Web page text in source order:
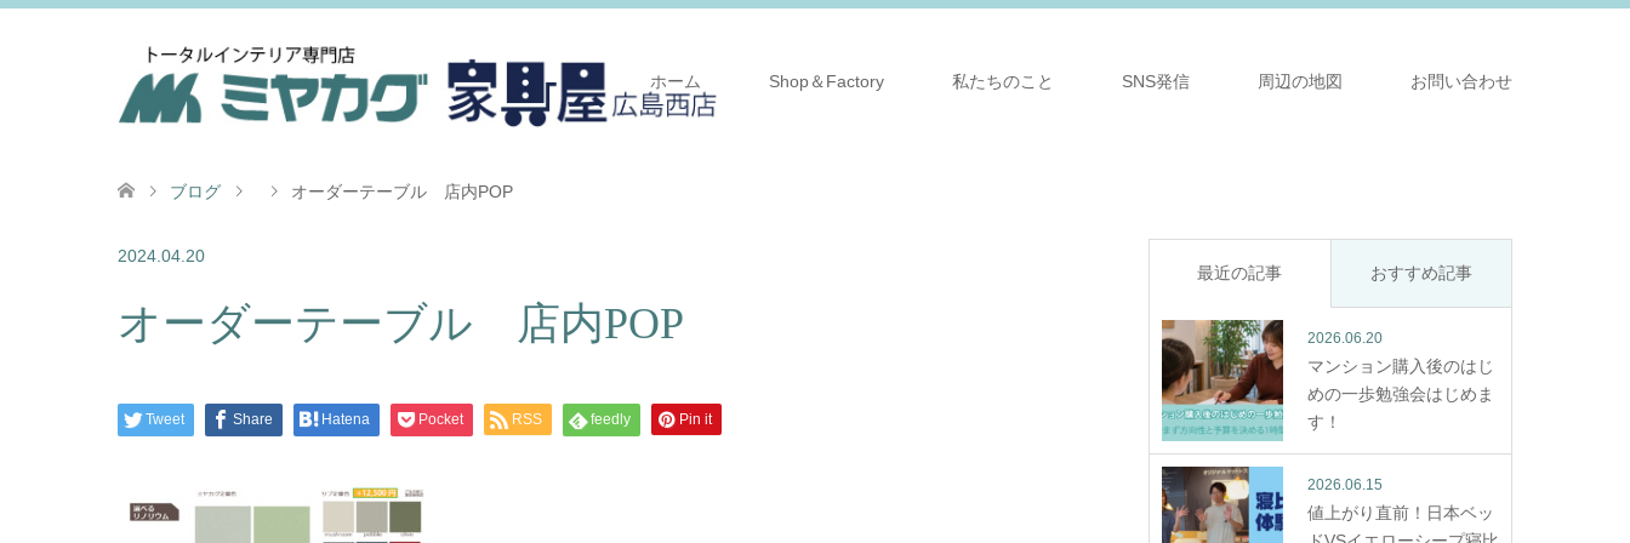
ホーム Shop＆Factory 私たちのこと SNS発信 周辺の地図 お問い合わせ
ブログ オーダーテーブル 店内POP
2024.04.20
オーダーテーブル 店内POP
Tweet Share Hatena Pocket RSS feedly Pin it
最近の記事 おすすめ記事
2026.06.20
マンション購入後のはじ
めの一歩勉強会はじめま
す！
2026.06.15
値上がり直前！日本ベッ